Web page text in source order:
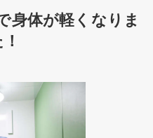
身体が軽くなりま